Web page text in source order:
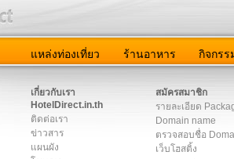
แหล่งท่องเที่ยว ร้านอาหาร กิจกรร
เกี่ยวกับเรา
HotelDirect.in.th
ติดต่อเรา
ข่าวสาร
แผนผัง
สมัครสมาชิก
รายละเอียด
Domain name
ตรวจสอบชื่อ
เว็บโฮสติ้ง